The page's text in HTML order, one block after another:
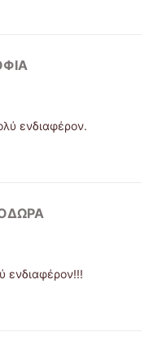
ενδιαφέρον.
ενδιαφέρον!!!